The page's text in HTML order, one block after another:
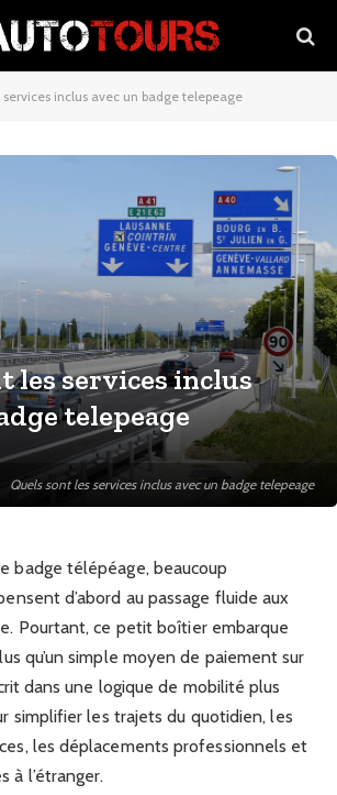
services inclus avec un badge telepeage
Quels sont les services inclus avec un badge telepeage
les services inclus
telepeage
badge télépéage, beaucoup
d’abord au passage fluide aux
Pourtant, ce petit boîtier embarque
qu’un simple moyen de paiement sur
dans une logique de mobilité plus
simplifier les trajets du quotidien, les
les déplacements professionnels et
à l’étranger.